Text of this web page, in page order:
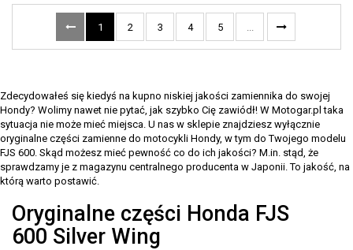
1 2 3 4 5 ...
Zdecydowałeś się kiedyś na kupno niskiej jakości zamiennika do swojej
Hondy? Wolimy nawet nie pytać, jak szybko Cię zawiódł! W Motogar.pl taka
sytuacja nie może mieć miejsca. U nas w sklepie znajdziesz wyłącznie
oryginalne części zamienne do motocykli Hondy, w tym do Twojego modelu
FJS 600. Skąd możesz mieć pewność co do ich jakości? M.in. stąd, że
sprawdzamy je z magazynu centralnego producenta w Japonii. To jakość, na
którą warto postawić.
Oryginalne części Honda FJS
600 Silver Wing